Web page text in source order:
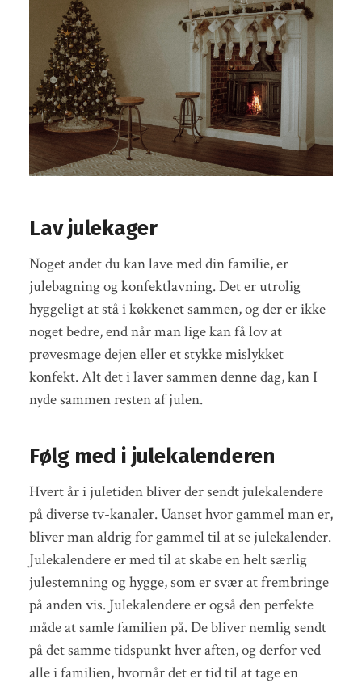
Lav julekager
Noget andet du kan lave med din familie, er
julebagning og konfektlavning. Det er utrolig
hyggeligt at stå i køkkenet sammen, og der er ikke
noget bedre, end når man lige kan få lov at
prøvesmage dejen eller et stykke mislykket
konfekt. Alt det i laver sammen denne dag, kan I
nyde sammen resten af julen.
Følg med i julekalenderen
Hvert år i juletiden bliver der sendt julekalendere
på diverse tv-kanaler. Uanset hvor gammel man er,
bliver man aldrig for gammel til at se julekalender.
Julekalendere er med til at skabe en helt særlig
julestemning og hygge, som er svær at frembringe
på anden vis. Julekalendere er også den perfekte
måde at samle familien på. De bliver nemlig sendt
på det samme tidspunkt hver aften, og derfor ved
alle i familien, hvornår det er tid til at tage en